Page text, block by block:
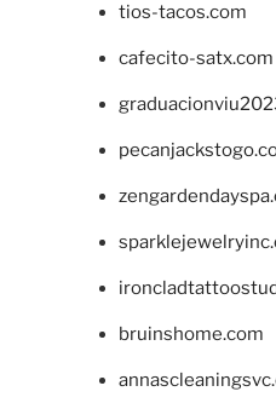
tios-tacos.com
cafecito-satx.com
bruinshome.com